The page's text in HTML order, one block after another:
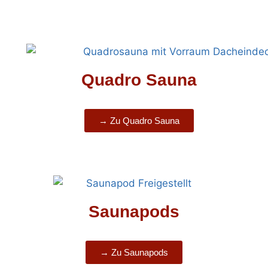
Quadro Sauna
→ Zu Quadro Sauna
Saunapods
→ Zu Saunapods